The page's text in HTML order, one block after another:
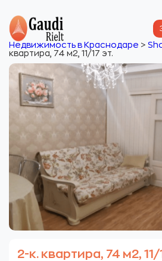
Недвижимость в Краснодаре >
квартира, 74 м2, 11/17 эт.
2-к. квартира, 74 м2, 11/